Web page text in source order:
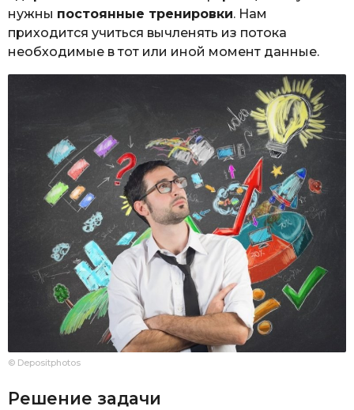
нужны постоянные тренировки. Нам
приходится учиться вычленять из потока
необходимые в тот или иной момент данные.
© Depositphotos
Решение задачи